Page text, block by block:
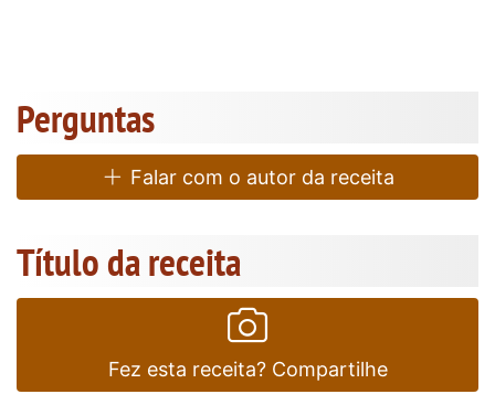
Perguntas
Falar com o autor da receita
Título da receita
Fez esta receita? Compartilhe